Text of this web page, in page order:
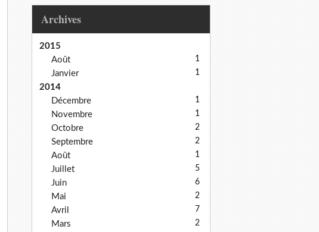
Archives
2015
Août
1
Janvier 1
2014
Décembre
1
Novembre 1
Octobre 2
Septembre 2
Août 1
Juillet 5
Juin 6
Mai 2
Avril 7
Mars 2